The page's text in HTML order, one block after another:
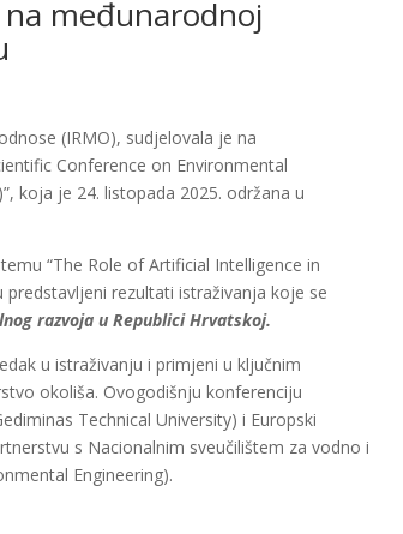
međunarodnoj
(IRMO), sudjelovala je na
Conference on Environmental
koja je 24. listopada 2025. održana u
“The Role of Artificial Intelligence in
predstavljeni rezultati istraživanja koje se
razvoja u Republici Hrvatskoj.
u istraživanju i primjeni u ključnim
okoliša. Ovogodišnju konferenciju
Technical University) i Europski
s Nacionalnim sveučilištem za vodno i
Engineering).